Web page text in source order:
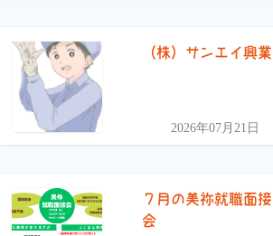
（株）サンエイ興業
2026年07月21日
７月の美祢就職面接
会